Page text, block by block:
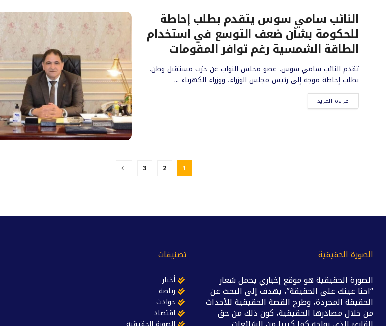
النائب سامي سوس يتقدم بطلب إحاطة
للحكومة بشأن ضعف التوسع في استخدام
الطاقة الشمسية رغم توافر المقومات
تقدم النائب سامي سوس، عضو مجلس النواب عن حزب مستقبل وطن،
بطلب إحاطة موجه إلى رئيس مجلس الوزراء، ووزراء الكهرباء ...
قراءة المزيد
1
2
3
الصورة الحقيقية
الصورة الحقيقية هو موقع إخباري يحمل شعار
“احنا عينك على الحقيقة”، يهدف إلى البحث عن
الحقيقة المجردة، وطرح القصة الحقيقية للأحداث
من خلال مصادرها الحقيقية، كون ذلك من حق
تصنيفات
أخبار
رياضة
حوادث
اقتصاد